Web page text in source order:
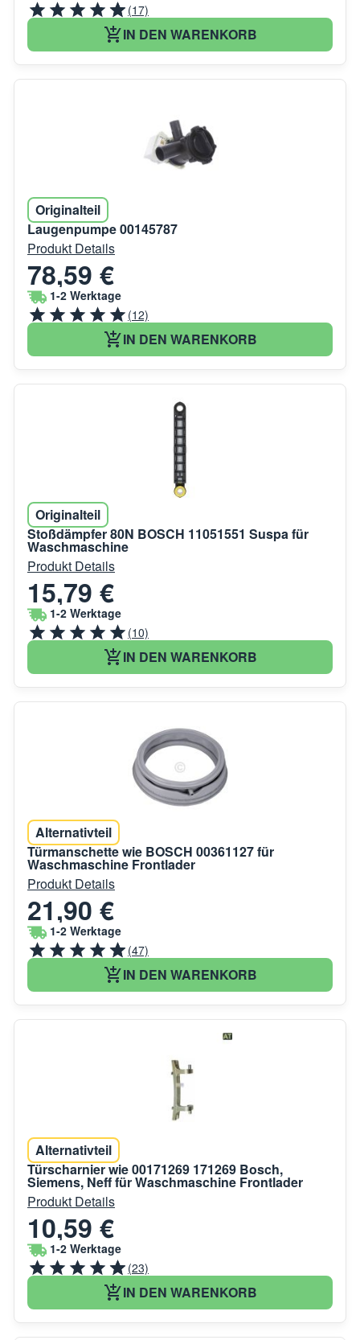
(17)
IN DEN WARENKORB
Originalteil
Laugenpumpe 00145787
Produkt Details
78,59 €
1-2 Werktage
(12)
IN DEN WARENKORB
Originalteil
Stoßdämpfer 80N BOSCH 11051551 Suspa für
Waschmaschine
Produkt Details
15,79 €
1-2 Werktage
(10)
IN DEN WARENKORB
Alternativteil
Türmanschette wie BOSCH 00361127 für
Waschmaschine Frontlader
Produkt Details
21,90 €
1-2 Werktage
(47)
IN DEN WARENKORB
Alternativteil
Türscharnier wie 00171269 171269 Bosch,
Siemens, Neff für Waschmaschine Frontlader
Produkt Details
10,59 €
1-2 Werktage
(23)
IN DEN WARENKORB